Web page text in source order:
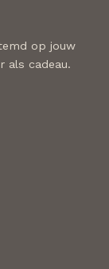
op jouw
als cadeau.